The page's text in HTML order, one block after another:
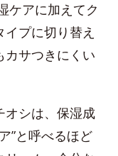
ケアに加えてク
プに切り替え
カサつきにくい
オシは、保湿成
”と呼べるほど